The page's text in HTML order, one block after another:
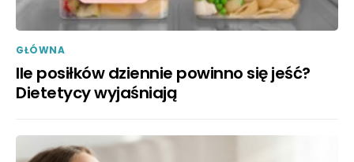
GŁÓWNA
Ile posiłków dziennie powinno się jeść?
Dietetycy wyjaśniają